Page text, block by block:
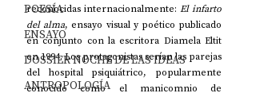
POESÍA
ENSAYO
DOSSIER NOCHE DE LAS IDEAS
ANTROPOLOGÍA
reconocidas internacionalmente: El infarto
del alma, ensayo visual y poético publicado
en conjunto con la escritora Diamela Eltit
en 1994. Los protagonistas serían las parejas
del hospital psiquiátrico, popularmente
conocido como el manicomnio de